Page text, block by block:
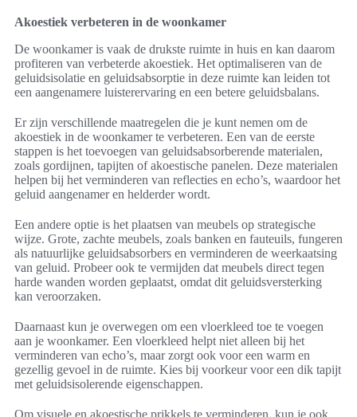
Akoestiek verbeteren in de woonkamer
De woonkamer is vaak de drukste ruimte in huis en kan daarom
profiteren van verbeterde akoestiek. Het optimaliseren van de
geluidsisolatie en geluidsabsorptie in deze ruimte kan leiden tot
een aangenamere luisterervaring en een betere geluidsbalans.
Er zijn verschillende maatregelen die je kunt nemen om de
akoestiek in de woonkamer te verbeteren. Een van de eerste
stappen is het toevoegen van geluidsabsorberende materialen,
zoals gordijnen, tapijten of akoestische panelen. Deze materialen
helpen bij het verminderen van reflecties en echo’s, waardoor het
geluid aangenamer en helderder wordt.
Een andere optie is het plaatsen van meubels op strategische
wijze. Grote, zachte meubels, zoals banken en fauteuils, fungeren
als natuurlijke geluidsabsorbers en verminderen de weerkaatsing
van geluid. Probeer ook te vermijden dat meubels direct tegen
harde wanden worden geplaatst, omdat dit geluidsversterking
kan veroorzaken.
Daarnaast kun je overwegen om een vloerkleed toe te voegen
aan je woonkamer. Een vloerkleed helpt niet alleen bij het
verminderen van echo’s, maar zorgt ook voor een warm en
gezellig gevoel in de ruimte. Kies bij voorkeur voor een dik tapijt
met geluidsisolerende eigenschappen.